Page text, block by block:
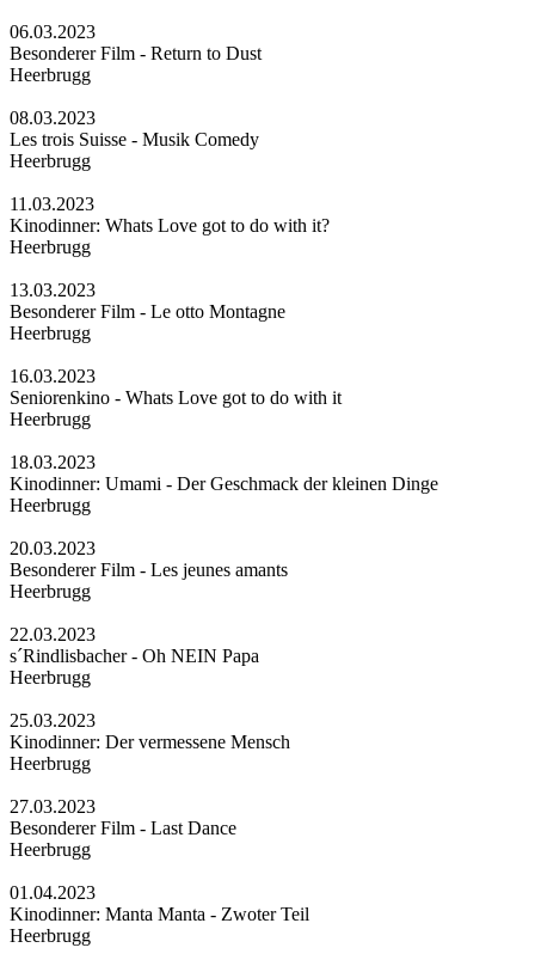
06.03.2023
Besonderer Film - Return to Dust
Heerbrugg
08.03.2023
Les trois Suisse - Musik Comedy
Heerbrugg
11.03.2023
Kinodinner: Whats Love got to do with it?
Heerbrugg
13.03.2023
Besonderer Film - Le otto Montagne
Heerbrugg
16.03.2023
Seniorenkino - Whats Love got to do with it
Heerbrugg
18.03.2023
Kinodinner: Umami - Der Geschmack der kleinen Dinge
Heerbrugg
20.03.2023
Besonderer Film - Les jeunes amants
Heerbrugg
22.03.2023
s´Rindlisbacher - Oh NEIN Papa
Heerbrugg
25.03.2023
Kinodinner: Der vermessene Mensch
Heerbrugg
27.03.2023
Besonderer Film - Last Dance
Heerbrugg
01.04.2023
Kinodinner: Manta Manta - Zwoter Teil
Heerbrugg